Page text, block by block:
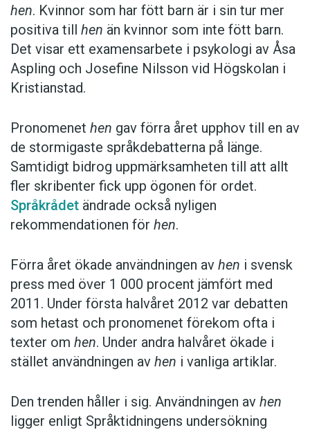
Hen -debatten visade att det är ett pronomen
som väcker känslor. Kvinnor är, enligt Åsa
Asplings och Josefine Nilssons
examensarbete, mer positiva till henän män.
Kvinnor som har barn är i sin tur mer positiva
attityd tillhenär däremot oförändrad oavsett
om de har barn eller inte.
Män som har fyllt 51 år är mest positiva till
Det största motståndet bland män finns i
åldersgruppen 31 till 50 år. Kvinnornas
över åldersgrupperna.
Anders
hen. Kvinnor som har fött barn är i sin tur mer
positiva till hen än kvinnor som inte fött barn.
Det visar ett examensarbete i psykologi av Åsa
Aspling och Josefine Nilsson vid Högskolan i
Kristianstad.
Pronomenet hen gav förra året upphov till en av
de stormigaste språkdebatterna på länge.
Samtidigt bidrog uppmärksamheten till att allt
fler skribenter fick upp ögonen för ordet.
Språkrådet ändrade också nyligen
rekommendationen för hen.
Förra året ökade användningen av hen i svensk
press med över 1 000 procent jämfört med
2011. Under första halvåret 2012 var debatten
som hetast och pronomenet förekom ofta i
texter om hen. Under andra halvåret ökade i
stället användningen av hen i vanliga artiklar.
Den trenden håller i sig. Användningen av hen
ligger enligt Språktidningens undersökning